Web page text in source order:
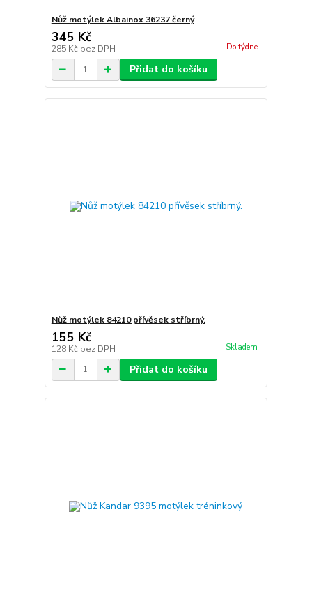
Nůž motýlek Albainox 36237 černý
345 Kč
285 Kč bez DPH Do týdne
Přidat do košíku
Nůž motýlek 84210 přívěsek stříbrný.
155 Kč
128 Kč bez DPH Skladem
Přidat do košíku